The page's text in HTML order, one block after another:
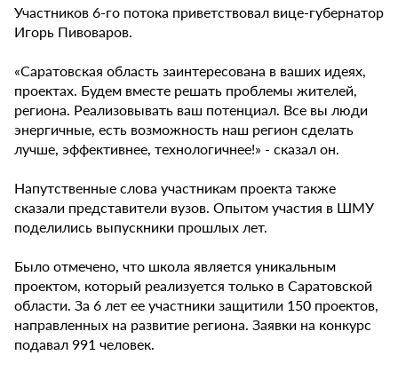
Участников 6-го потока приветствовал вице-губернатор
Игорь Пивоваров.
«Саратовская область заинтересована в ваших идеях,
проектах. Будем вместе решать проблемы жителей,
региона. Реализовывать ваш потенциал. Все вы люди
энергичные, есть возможность наш регион сделать
лучше, эффективнее, технологичнее!» - сказал он.
Напутственные слова участникам проекта также
сказали представители вузов. Опытом участия в ШМУ
поделились выпускники прошлых лет.
Было отмечено, что школа является уникальным
проектом, который реализуется только в Саратовской
области. За 6 лет ее участники защитили 150 проектов,
направленных на развитие региона. Заявки на конкурс
подавал 991 человек.